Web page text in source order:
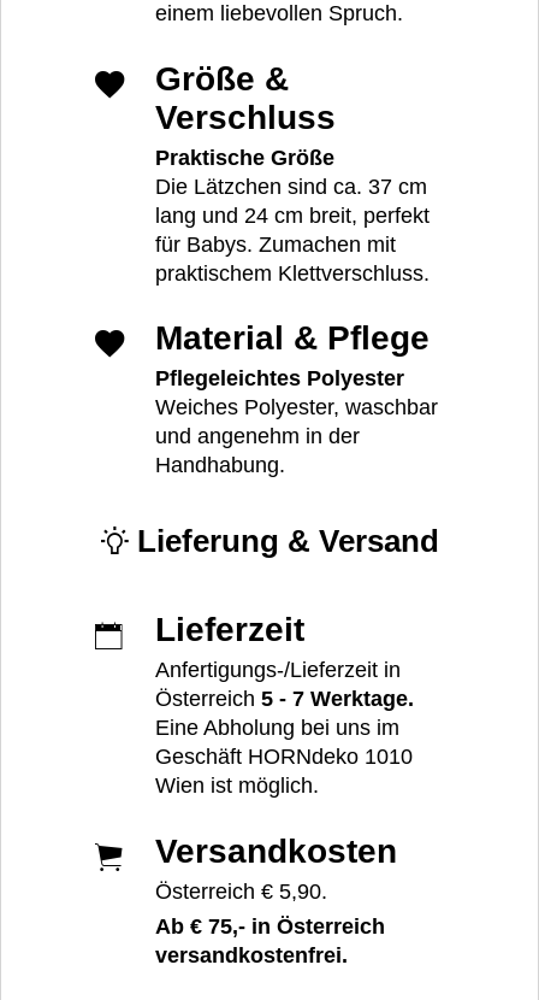
einem liebevollen Spruch.
Größe &
Verschluss
Praktische Größe
Die Lätzchen sind ca. 37 cm
lang und 24 cm breit, perfekt
für Babys. Zumachen mit
praktischem Klettverschluss.
Material & Pflege
Pflegeleichtes Polyester
Weiches Polyester, waschbar
und angenehm in der
Handhabung.
Lieferung & Versand
Lieferzeit
Anfertigungs-/Lieferzeit in
Österreich 5 - 7 Werktage.
Eine Abholung bei uns im
Geschäft HORNdeko 1010
Wien ist möglich.
Versandkosten
Österreich € 5,90.
Ab € 75,- in Österreich
versandkostenfrei.